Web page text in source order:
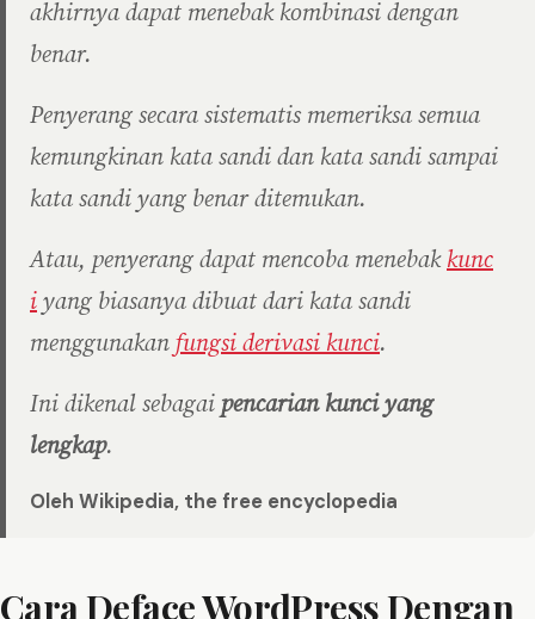
akhirnya dapat menebak kombinasi dengan
benar.
Penyerang secara sistematis memeriksa semua
kemungkinan kata sandi dan kata sandi sampai
kata sandi yang benar ditemukan.
Atau, penyerang dapat mencoba menebakkunc
iyang biasanya dibuat dari kata sandi
menggunakanfungsi derivasi kunci.
Ini dikenal sebagai pencarian kunci yang
lengkap.
Oleh Wikipedia, the free encyclopedia
Cara Deface WordPress Dengan